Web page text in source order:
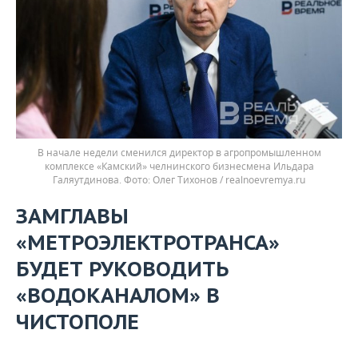
В начале недели сменился директор в агропромышленном
комплексе «Камский» челнинского бизнесмена Ильдара
Галяутдинова.
Олег Тихонов / realnoevremya.ru
ЗАМГЛАВЫ
«МЕТРОЭЛЕКТРОТРАНСА»
БУДЕТ РУКОВОДИТЬ
«ВОДОКАНАЛОМ» В
ЧИСТОПОЛЕ